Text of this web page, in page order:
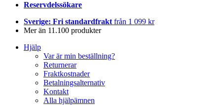
Reservdelssökare
Sverige: Fri standardfrakt från 1 099 kr
Mer än 11.100 produkter
Hjälp
Var är min beställning?
Returnerar
Fraktkostnader
Betalningsalternativ
Kontakt
Alla hjälpämnen